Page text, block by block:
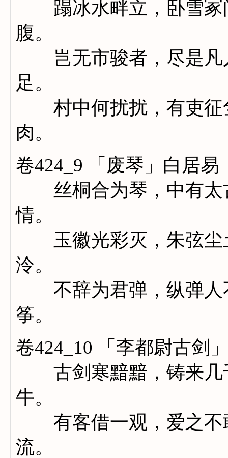
蹋冰水畔立，卧雪冢
腹。
岂无市骏者，尽是凡
足。
村中何扰扰，有吏征
肉。
卷424_9 「废琴」白居易
丝桐合为琴，中有太
情。
玉徽光彩灭，朱弦尘
泠。
不辞为君弹，纵弹人
筝。
卷424_10 「李都尉古剑
古剑寒黯黯，铸来几
牛。
有客借一观，爱之不
流。